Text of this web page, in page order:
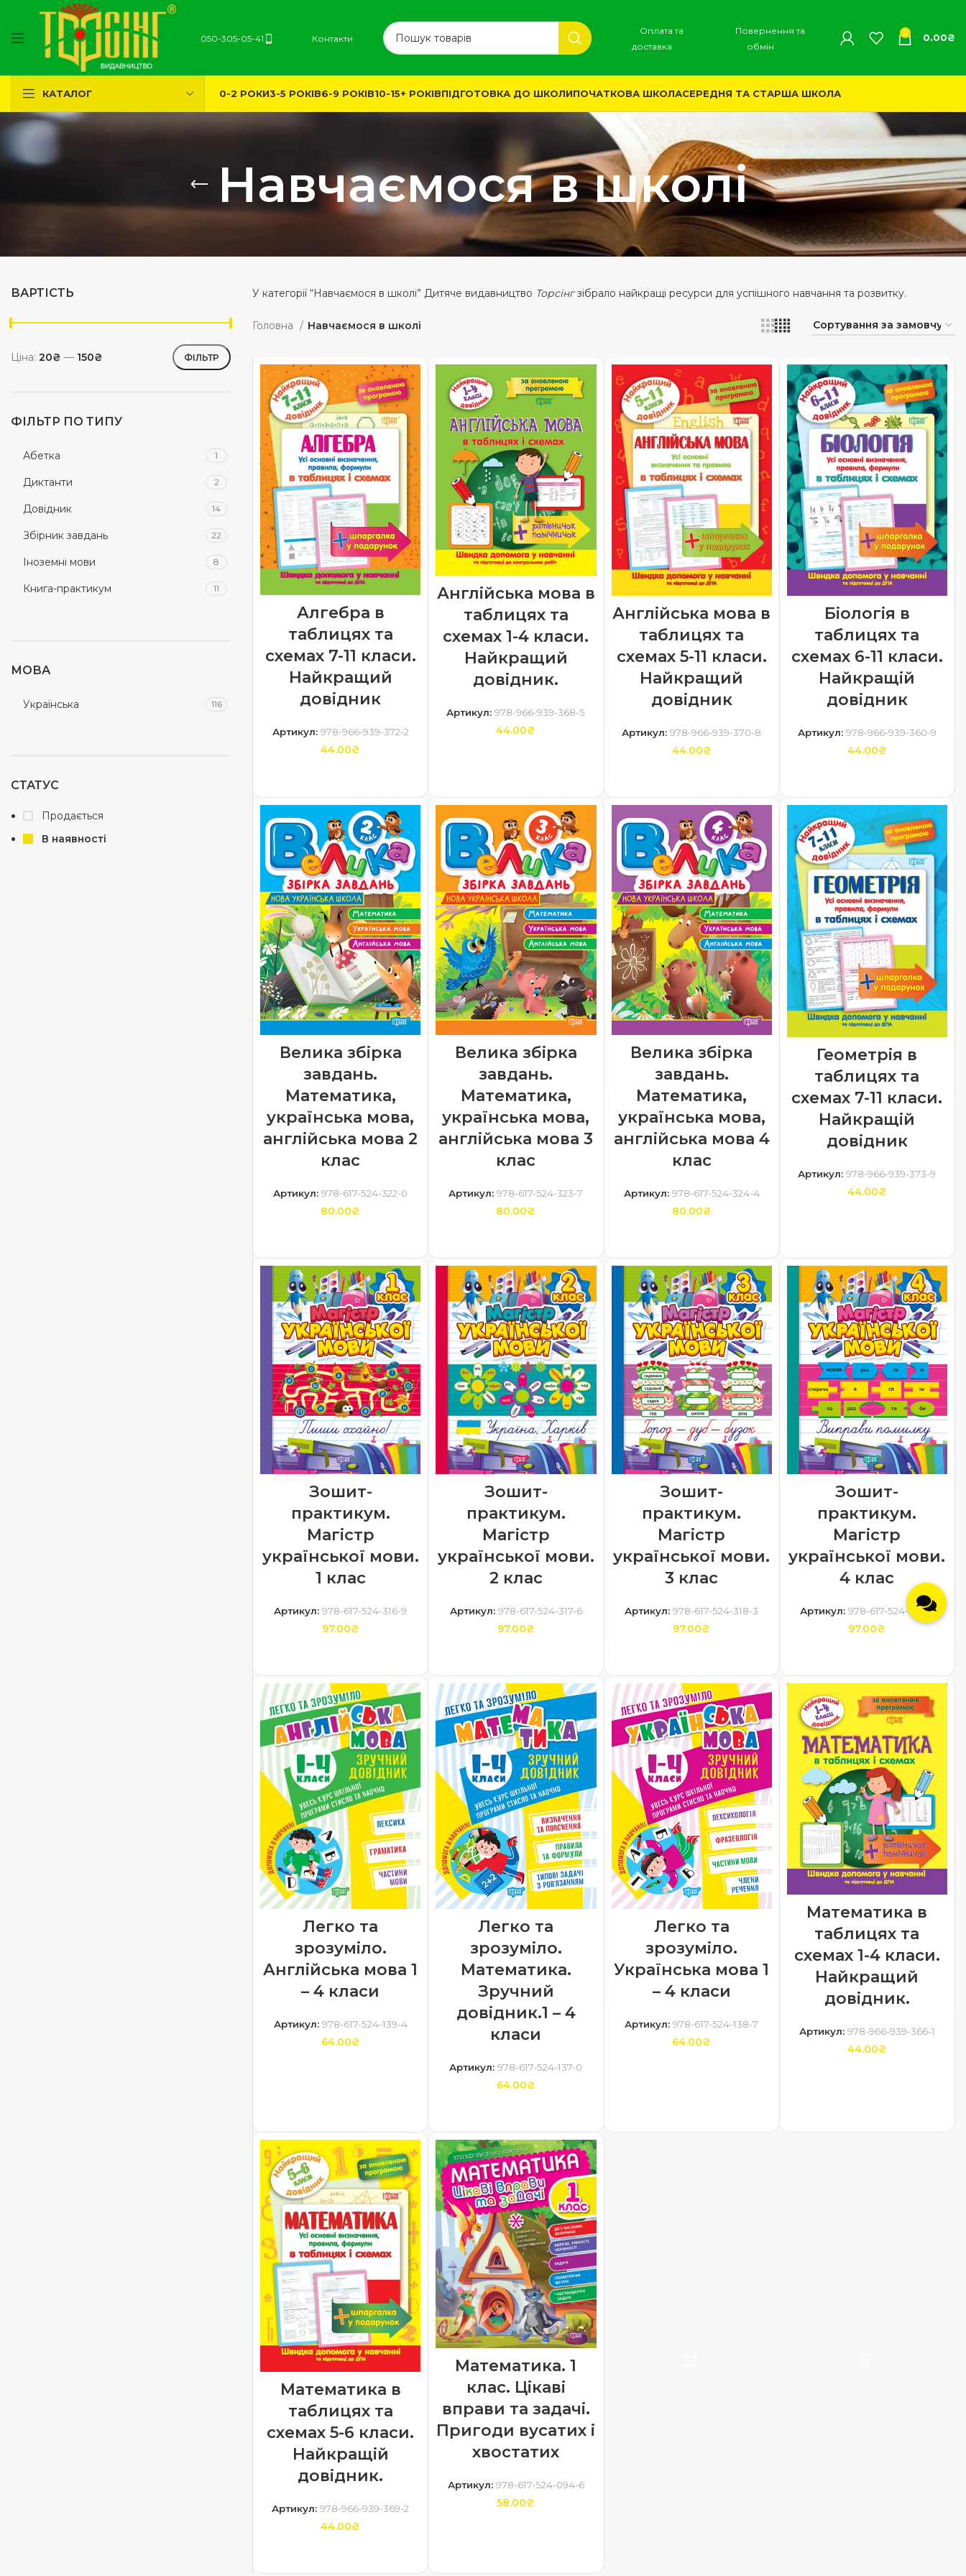
050-305-05-41 Контакти
Оплата та
доставка
Повернення та
обмін
0 0.00₴
КАТАЛОГ 0-2 РОКИ3-5 РОКІВ6-9 РОКІВ10-15+ РОКІВПІДГОТОВКА ДО ШКОЛИПОЧАТКОВА ШКОЛАСЕРЕДНЯ ТА СТАРША ШКОЛА
Навчаємося в школі
ВАРТІСТЬ
ФІЛЬТР
Ціна: 20₴ — 150₴
ФІЛЬТР ПО ТИПУ
Абетка 1
Диктанти 2
Довідник 14
Збірник завдань 22
Іноземні мови 8
Книга-практикум 11
книги з наліпками 1
Математика 1 клас
1
МОВА
Українська 116
СТАТУС
Продається
В наявності
У категорії “Навчаємося в школі” Дитяче видавництво Торсінгзібрало найкращі ресурси для успішного навчання та розвитку.
Головна Навчаємося в школі
Алгебра в
таблицях та
схемах 7-11 класи.
Найкращий
довідник
Артикул: 978-966-939-372-2
44.00₴
Англійська мова в
таблицях та
схемах 1-4 класи.
Найкращий
довідник.
Артикул:978-966-939-368-5
44.00₴
Англійська мова в
таблицях та
схемах 5-11 класи.
Найкращий
довідник
Артикул:978-966-939-370-8
44.00₴
Біологія в
таблицях та
схемах 6-11 класи.
Найкращій
довідник
Артикул: 978-966-939-360-9
44.00₴
Велика збірка
завдань.
Математика,
українська мова,
англійська мова 2
клас
Артикул:978-617-524-322-0
80.00₴
Велика збірка
завдань.
Математика,
українська мова,
англійська мова 3
клас
Артикул:978-617-524-323-7
80.00₴
Велика збірка
завдань.
Математика,
українська мова,
англійська мова 4
клас
Артикул: 978-617-524-324-4
80.00₴
Геометрія в
таблицях та
схемах 7-11 класи.
Найкращій
довідник
Артикул:978-966-939-373-9
44.00₴
Зошит-
практикум.
Магістр
української мови.
1 клас
Артикул:978-617-524-316-9
97.00₴
Зошит-
практикум.
Магістр
української мови.
2 клас
Артикул: 978-617-524-317-6
97.00₴
Зошит-
практикум.
Магістр
української мови.
3 клас
Артикул:978-617-524-318-3
97.00₴
Зошит-
практикум.
Магістр
української мови.
4 клас
Артикул:978-617-524-319-0
97.00₴
Легко та
зрозуміло.
Англійська мова 1
– 4 класи
Артикул: 978-617-524-139-4
64.00₴
Легко та
зрозуміло.
Математика.
Зручний
довідник.1 – 4
класи
Артикул:978-617-524-137-0
64.00₴
Легко та
зрозуміло.
Українська мова 1
– 4 класи
Артикул:978-617-524-138-7
64.00₴
Математика в
таблицях та
схемах 1-4 класи.
Найкращий
довідник.
Артикул: 978-966-939-366-1
44.00₴
Математика в
таблицях та
схемах 5-6 класи.
Найкращій
довідник.
Артикул:978-966-939-369-2
44.00₴
Математика. 1
клас. Цікаві
вправи та задачі.
Пригоди вусатих і
хвостатих
Артикул: 978-617-524-094-6
58.00₴